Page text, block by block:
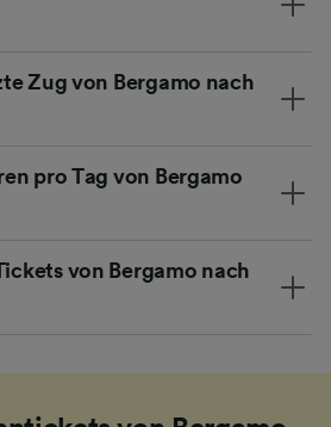
Zug von Bergamo nach
pro Tag von Bergamo
von Bergamo nach